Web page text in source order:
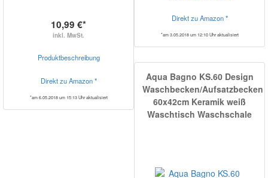
10,99 €*
inkl. MwSt.
Produktbeschreibung
Direkt zu Amazon *
*am 6.05.2018 um 15:13 Uhr aktualisiert
Direkt zu Amazon *
*am 3.05.2018 um 12:10 Uhr aktualisiert
Aqua Bagno KS.60 Design
Waschbecken/Aufsatzbecken
60x42cm Keramik weiß
Waschtisch Waschschale